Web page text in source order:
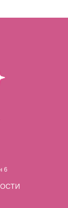
6